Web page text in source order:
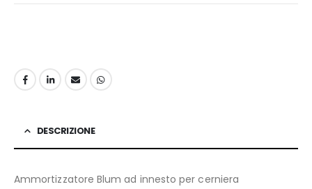
DESCRIZIONE
Ammortizzatore Blum ad innesto per cerniera